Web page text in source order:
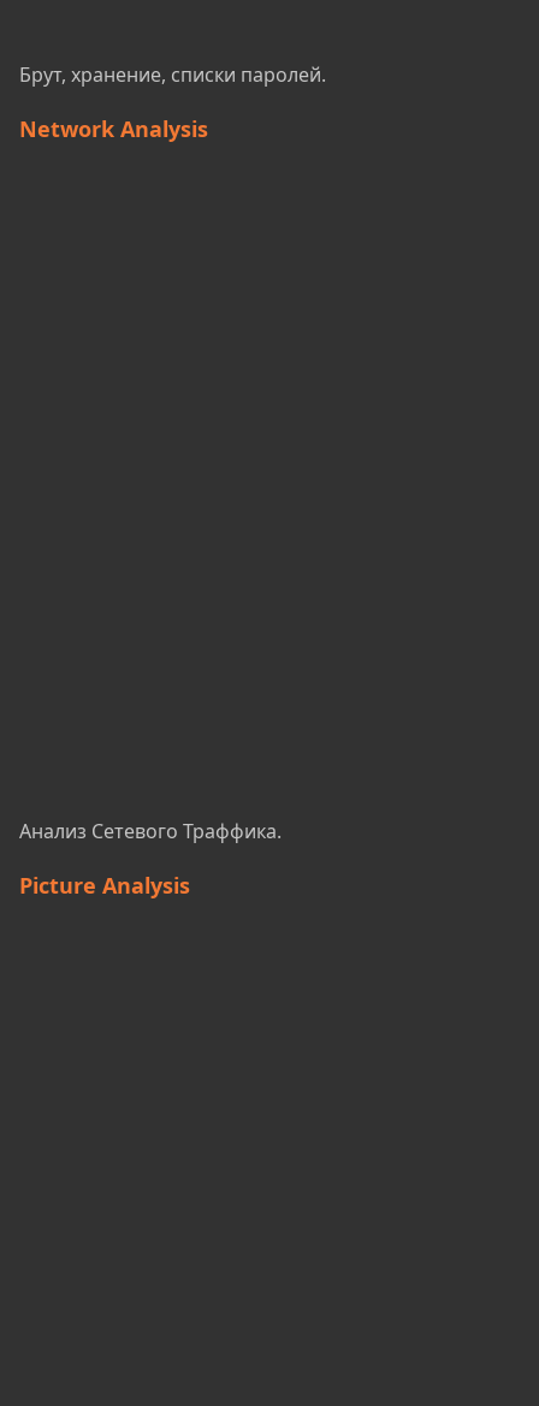
Брут, хранение, списки паролей.
Network Analysis
Анализ Сетевого Траффика.
Picture Analysis